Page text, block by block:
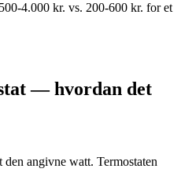
4.000 kr. vs. 200-600 kr. for et
— hvordan det
angivne watt. Termostaten